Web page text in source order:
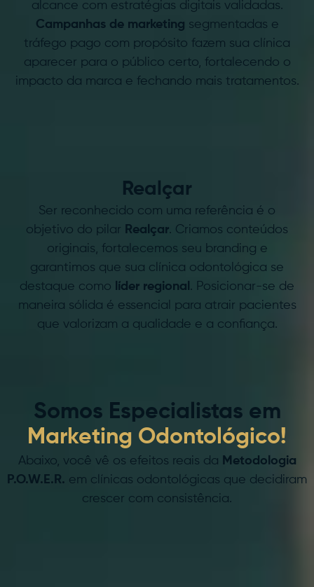
alcance com estratégias digitais validadas.
Campanhas de marketing segmentadas e
tráfego pago com propósito fazem sua clínica
aparecer para o público certo, fortalecendo o
impacto da marca e fechando mais tratamentos.
Realçar
Ser reconhecido com uma referência é o
objetivo do pilar Realçar. Criamos conteúdos
originais, fortalecemos seu branding e
garantimos que sua clínica odontológica se
destaque como
líder regional . Posicionar-se de
maneira sólida é essencial para atrair pacientes
que valorizam a qualidade e a confiança.
Somos Especialistas em
Marketing Odontológico!
Abaixo, você vê os efeitos reais da Metodologia
P.O.W.E.R. em clínicas odontológicas que decidiram
crescer com consistência.